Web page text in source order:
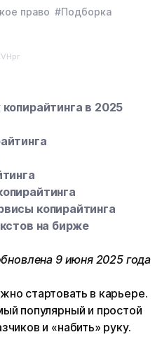
право #Подборка
в 2025
копирайтинга
на бирже
9 июня 2025 года
стартовать в карьере.
популярный и простой
и «набить» руку.